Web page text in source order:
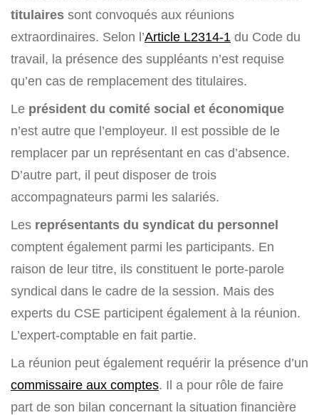
titulaires sont convoqués aux réunions
extraordinaires. Selon l’Article L2314-1 du Code du
travail, la présence des suppléants n’est requise
qu’en cas de remplacement des titulaires.
Le président du comité social et économique
n’est autre que l’employeur. Il est possible de le
remplacer par un représentant en cas d’absence.
D’autre part, il peut disposer de trois
accompagnateurs parmi les salariés.
Les représentants du syndicat du personnel
comptent également parmi les participants. En
raison de leur titre, ils constituent le porte-parole
syndical dans le cadre de la session. Mais des
experts du CSE participent également à la réunion.
L’expert-comptable en fait partie.
La réunion peut également requérir la présence d’un
commissaire aux comptes. Il a pour rôle de faire
part de son bilan concernant la situation financière